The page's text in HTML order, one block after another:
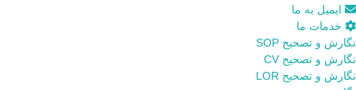
ایمیل به ما
خدمات ما
نگارش و تصحیح SOP
نگارش و تصحیح CV
نگارش و تصحیح LOR